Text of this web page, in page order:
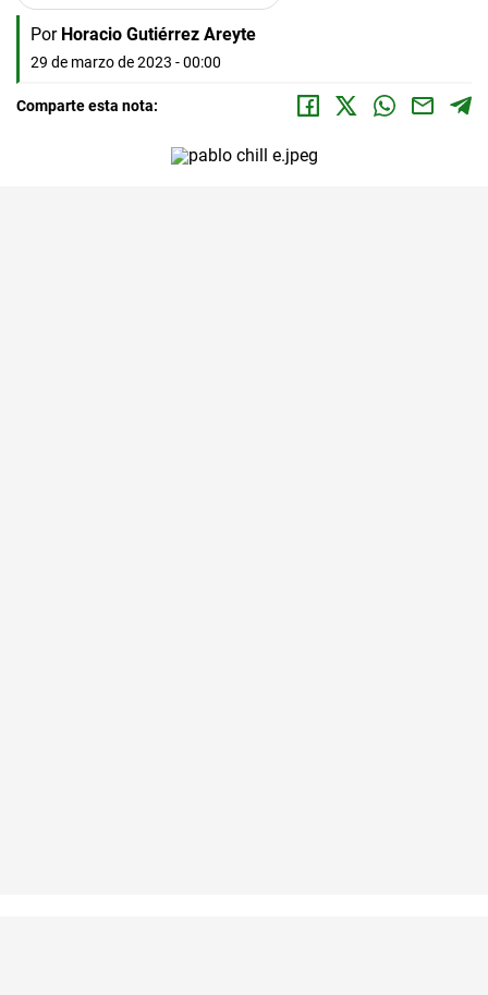
Por Horacio Gutiérrez Areyte
29 de marzo de 2023 - 00:00
Comparte esta nota: